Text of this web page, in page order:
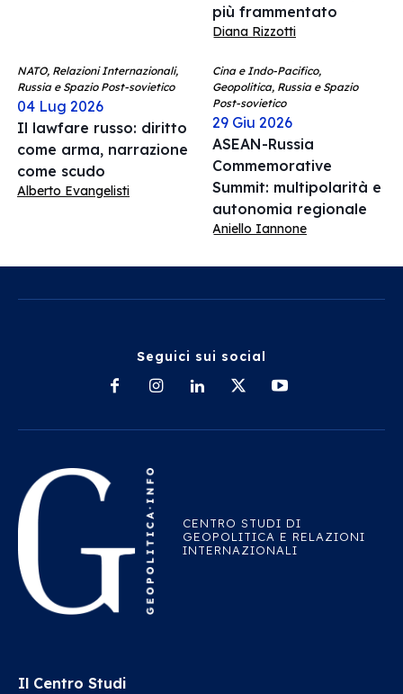
più frammentato
Diana Rizzotti
NATO, Relazioni Internazionali,
Russia e Spazio Post-sovietico
04 Lug 2026
Il lawfare russo: diritto
come arma, narrazione
come scudo
Alberto Evangelisti
Cina e Indo-Pacifico,
Geopolitica, Russia e Spazio
Post-sovietico
29 Giu 2026
ASEAN-Russia
Commemorative
Summit: multipolarità e
autonomia regionale
Aniello Iannone
Seguici sui social
CENTRO STUDI DI
GEOPOLITICA E RELAZIONI
INTERNAZIONALI
Il Centro Studi